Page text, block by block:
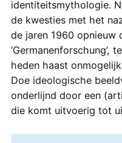
identiteitsmythologie.
de kwesties met het
de jaren 1960 opnieuw
‘Germanenforschung’,
heden haast
Doe ideologische
onderlijnd door een
die komt uitvoerig tot